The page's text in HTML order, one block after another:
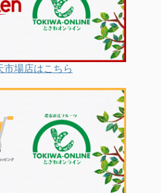
場店はこちら